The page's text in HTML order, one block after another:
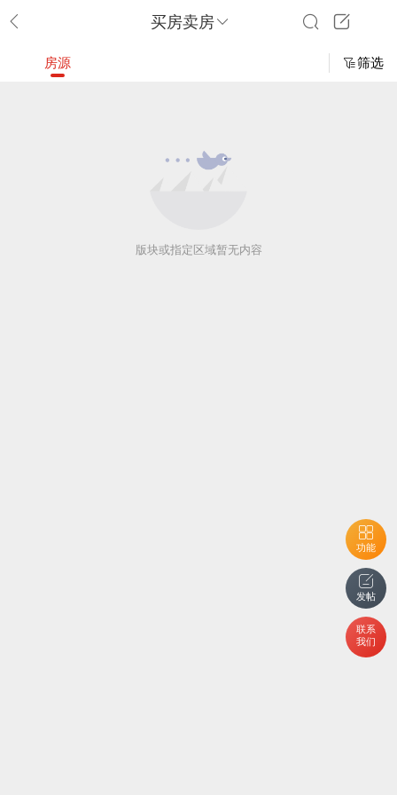
买房卖房
功能
发帖
联系
我们
房源 筛选
版块或指定区域暂无内容